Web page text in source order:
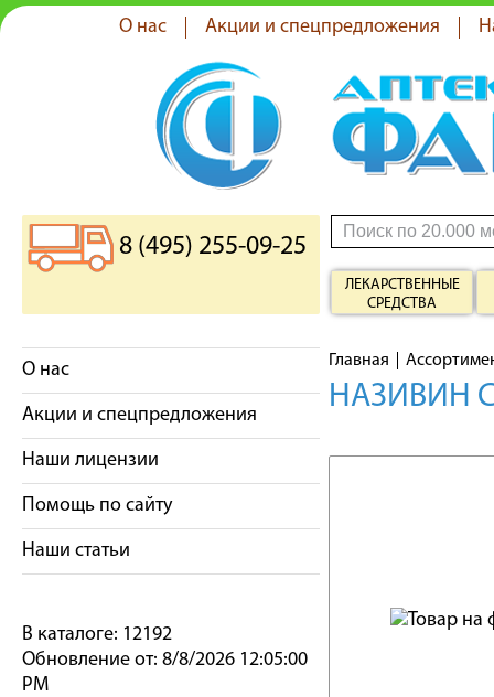
О нас Акции и спецпредложения
8 (495) 255-09-25
ЛЕКАРСТВЕННЫЕ
СРЕДСТВА
О нас
Акции и спецпредложения
Наши лицензии
Помощь по сайту
Наши статьи
В каталоге: 12192
Обновление от: 8/8/2026 12:05:00
PM
Главная
НАЗИВИН